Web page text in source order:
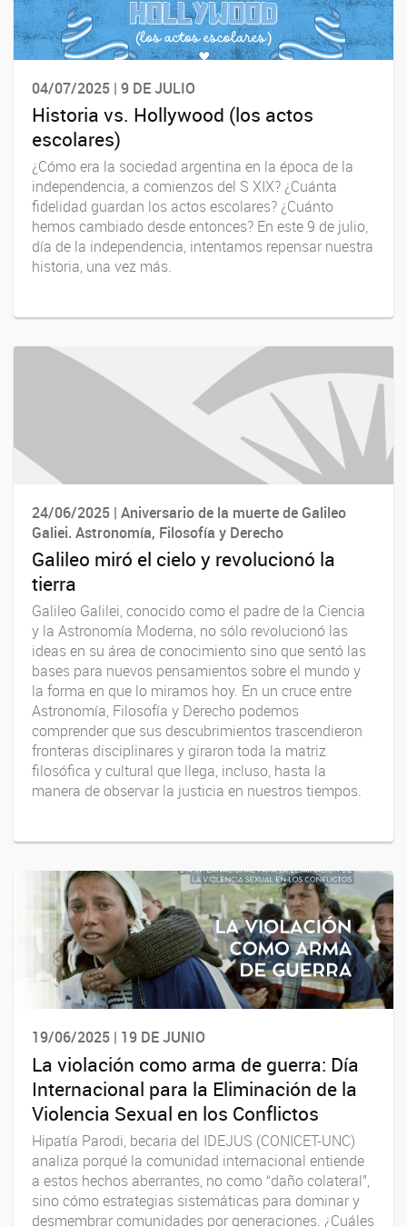
04/07/2025 | 9 DE JULIO
Historia vs. Hollywood (los actos
escolares)
¿Cómo era la sociedad argentina en la época de la
independencia, a comienzos del S XIX? ¿Cuánta
fidelidad guardan los actos escolares? ¿Cuánto
hemos cambiado desde entonces? En este 9 de julio,
día de la independencia, intentamos repensar nuestra
historia, una vez más.
24/06/2025 | Aniversario de la muerte de Galileo
Galiei. Astronomía, Filosofía y Derecho
Galileo miró el cielo y revolucionó la
tierra
Galileo Galilei, conocido como el padre de la Ciencia
y la Astronomía Moderna, no sólo revolucionó las
ideas en su área de conocimiento sino que sentó las
bases para nuevos pensamientos sobre el mundo y
la forma en que lo miramos hoy. En un cruce entre
Astronomía, Filosofía y Derecho podemos
comprender que sus descubrimientos trascendieron
fronteras disciplinares y giraron toda la matriz
filosófica y cultural que llega, incluso, hasta la
manera de observar la justicia en nuestros tiempos.⁣
19/06/2025 | 19 DE JUNIO
La violación como arma de guerra: Día
Internacional para la Eliminación de la
Violencia Sexual en los Conflictos
Hipatía Parodi, becaria del IDEJUS (CONICET-UNC)
analiza porqué la comunidad internacional entiende
a estos hechos aberrantes, no como “daño colateral”,
sino cómo estrategias sistemáticas para dominar y
desmembrar comunidades por generaciones. ¿Cuáles